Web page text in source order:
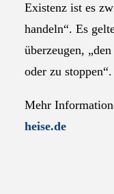
Existenz ist es
handeln“. Es
überzeugen,
oder zu stoppen“.
Mehr
heise.de